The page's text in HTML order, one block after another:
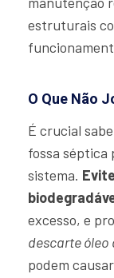
estruturais
O Que Não
É crucial
fossa séptica
sistema.
excesso, e
descarte óleo
podem